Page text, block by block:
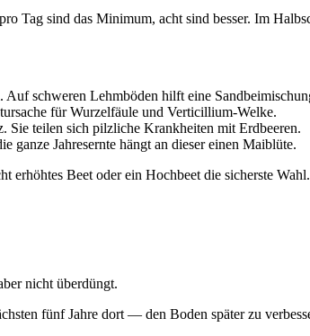
pro Tag sind das Minimum, acht sind besser. Im
schweren Lehmböden hilft eine
für Wurzelfäule und Verticillium-Welke.
Sie teilen sich pilzliche Krankheiten mit Erdbeeren.
Jahresernte hängt an dieser einen Maiblüte.
Beet oder ein Hochbeet die sicherste
nicht überdüngt.
fünf Jahre dort — den Boden später zu